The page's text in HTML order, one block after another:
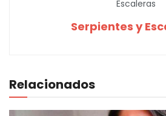
Serpientes y
Relacionados